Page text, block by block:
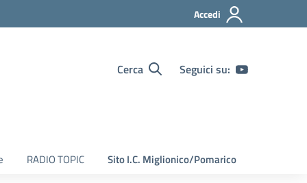
Accedi
Cerca Seguici su:
RADIO TOPIC Sito I.C. Miglionico/Pomarico